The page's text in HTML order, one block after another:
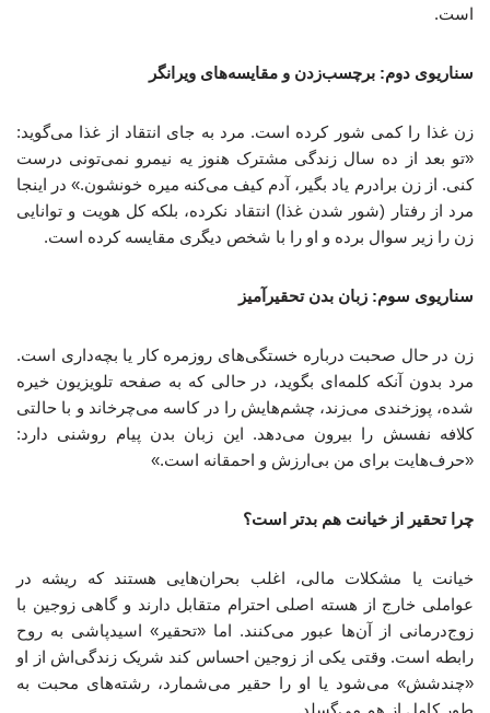
است.
سناریوی دوم: برچسب‌زدن و مقایسه‌های ویرانگر
زن غذا را کمی شور کرده است. مرد به جای انتقاد از غذا می‌گوید:
«تو بعد از ده سال زندگی مشترک هنوز یه نیمرو نمی‌تونی درست
کنی. از زن برادرم یاد بگیر، آدم کیف می‌کنه میره خونشون.» در اینجا
مرد از رفتار (شور شدن غذا) انتقاد نکرده، بلکه کل هویت و توانایی
زن را زیر سوال برده و او را با شخص دیگری مقایسه کرده است.
سناریوی سوم: زبان بدن تحقیرآمیز
زن در حال صحبت درباره خستگی‌های روزمره کار یا بچه‌داری است.
مرد بدون آنکه کلمه‌ای بگوید، در حالی که به صفحه تلویزیون خیره
شده، پوزخندی می‌زند، چشم‌هایش را در کاسه می‌چرخاند و با حالتی
کلافه نفسش را بیرون می‌دهد. این زبان بدن پیام روشنی دارد:
«حرف‌هایت برای من بی‌ارزش و احمقانه است.»
چرا تحقیر از خیانت هم بدتر است؟
خیانت یا مشکلات مالی، اغلب بحران‌هایی هستند که ریشه در
عواملی خارج از هسته اصلی احترام متقابل دارند و گاهی زوجین با
زوج‌درمانی از آن‌ها عبور می‌کنند. اما «تحقیر» اسیدپاشی به روح
رابطه است. وقتی یکی از زوجین احساس کند شریک زندگی‌اش از او
«چندشش» می‌شود یا او را حقیر می‌شمارد، رشته‌های محبت به
طور کامل از هم می‌گسلد.